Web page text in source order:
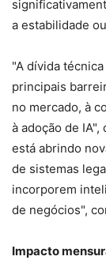
a estabilidade
"A dívida
principais
no mercado, à
à adoção de IA",
está abrindo
de sistemas
incorporem
de negócios",
Impacto